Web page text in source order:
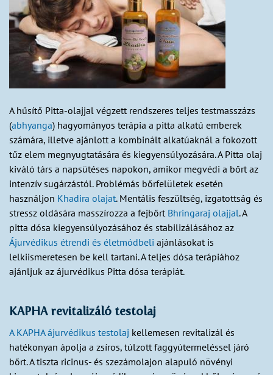
A hűsítő Pitta-olajjal végzett rendszeres teljes testmasszázs
(abhyanga) hagyományos terápia a pitta alkatú emberek
számára, illetve ajánlott a kombinált alkatúaknál a fokozott
tűz elem megnyugtatására és kiegyensúlyozására. A Pitta olaj
kiváló társ a napsütéses napokon, amikor megvédi a bőrt az
intenzív sugárzástól. Problémás bőrfelületek esetén
használjon Khadira olajat. Mentális feszültség, izgatottság és
stressz oldására masszírozza a fejbőrt Bhringaraj olajjal. A
pitta dósa kiegyensúlyozásához és stabilizálásához az
Ájurvédikus étrendi és életmódbeli ajánlásokat is
lelkiismeretesen be kell tartani. A teljes dósa terápiához
ajánljuk az ájurvédikus Pitta dósa terápiát.
KAPHA revitalizáló testolaj
A KAPHA ájurvédikus testolaj kellemesen revitalizál és
hatékonyan ápolja a zsíros, túlzott faggyútermeléssel járó
bőrt. A tiszta ricinus- és szezámolajon alapuló növényi